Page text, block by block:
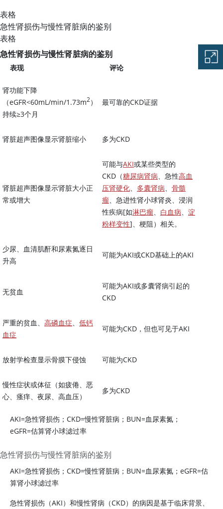
表格
急性肾损伤与慢性肾脏病的鉴别
表格
急性肾损伤与慢性肾脏病的鉴别
急性肾损伤与慢性肾脏病的鉴别
表现 评论
肾功能下降
（eGFR<60mL/min/1.73m2 ）
持续≥3个月
最可靠的CKD证据
肾脏超声图像显示肾脏缩小 多为CKD
肾脏超声图像显示肾脏大小正
常或增大
可能与AKI或某些类型的
CKD（糖尿病肾病 、急性高血
压肾硬化
多囊肾病
骨髓
瘤 、急进性肾小球肾炎、浸润
性疾病[如淋巴瘤 白血病
淀
粉样变性]、梗阻）相关。
少尿、血清肌酐和尿素氮逐日
升高
可能为AKI或CKD基础上的AKI
无贫血
可能为AKI或多囊肾病引起的
CKD
严重的贫血、 高磷血症
低钙
血症
可能为CKD，但也可见于AKI
放射学检查显示骨膜下侵蚀 可能为CKD
慢性症状或体征（如疲倦、恶
心、瘙痒、夜尿、高血压）
多为CKD
AKI=急性肾损伤；CKD=慢性肾脏病；BUN=血尿素氮；
eGFR=估算肾小球滤过率
AKI=急性肾损伤；CKD=慢性肾脏病；BUN=血尿素氮；eGFR=估
算肾小球滤过率
急性肾损伤（AKI）和慢性肾病（CKD）的病因是基于临床背景、